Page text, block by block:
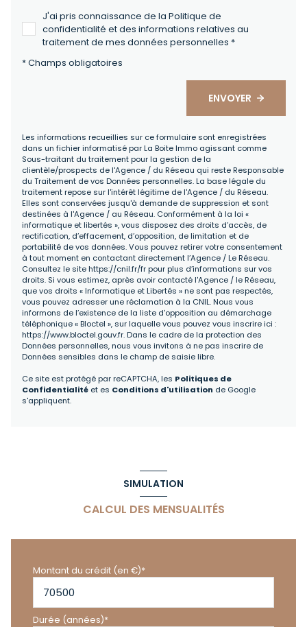
J'ai pris connaissance de la Politique de
confidentialité et des informations relatives au
traitement de mes données personnelles *
* Champs obligatoires
ENVOYER
Les informations recueillies sur ce formulaire sont enregistrées
dans un fichier informatisé par La Boite Immo agissant comme
Sous-traitant du traitement pour la gestion de la
clientèle/prospects de l'Agence / du Réseau qui reste Responsable
du Traitement de vos Données personnelles. La base légale du
traitement repose sur l'intérêt légitime de l'Agence / du Réseau.
Elles sont conservées jusqu'à demande de suppression et sont
destinées à l'Agence / au Réseau. Conformément à la loi «
informatique et libertés », vous disposez des droits d’accès, de
rectification, d’effacement, d’opposition, de limitation et de
portabilité de vos données. Vous pouvez retirer votre consentement
à tout moment en contactant directement l’Agence / Le Réseau.
Consultez le sitehttps://cnil.fr/frpour plus d’informations sur vos
droits. Si vous estimez, après avoir contacté l'Agence / le Réseau,
que vos droits « Informatique et Libertés » ne sont pas respectés,
vous pouvez adresser une réclamation à la CNIL. Nous vous
informons de l’existence de la liste d'opposition au démarchage
téléphonique « Bloctel », sur laquelle vous pouvez vous inscrire ici :
https://www.bloctel.gouv.fr. Dans le cadre de la protection des
Données personnelles, nous vous invitons à ne pas inscrire de
Données sensibles dans le champ de saisie libre.
Ce site est protégé par reCAPTCHA, les Politiques de
Confidentialité et es Conditions d'utilisation de Google
s'appliquent.
SIMULATION
CALCUL DES MENSUALITÉS
Montant du crédit (en €)*
Durée (années)*